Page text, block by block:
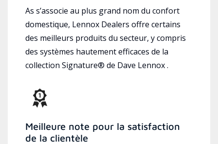
As s’associe au plus grand nom du confort
domestique, Lennox Dealers offre certains
des meilleurs produits du secteur, y compris
des systèmes hautement efficaces de la
collection Signature® de Dave Lennox .
Meilleure note pour la satisfaction
de la clientèle